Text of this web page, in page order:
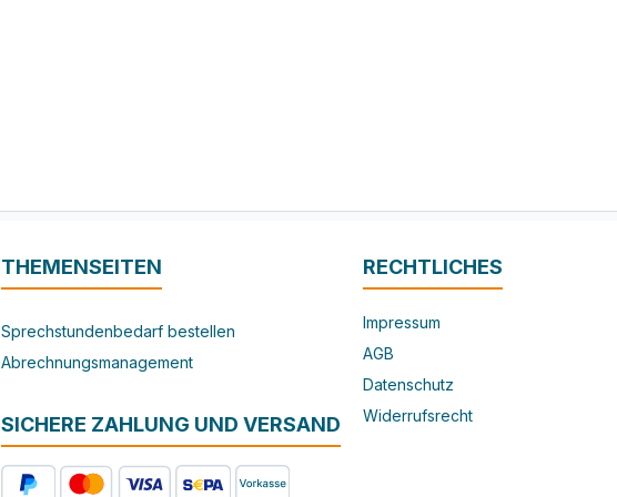
THEMENSEITEN
Sprechstundenbedarf bestellen
Abrechnungsmanagement
SICHERE ZAHLUNG UND VERSAND
RECHTLICHES
Impressum
AGB
Datenschutz
Widerrufsrecht